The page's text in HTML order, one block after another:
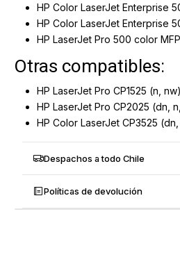
HP Color LaserJet Enterprise
HP Color LaserJet Enterprise
HP LaserJet Pro 500 color
Otras compatibles:
HP LaserJet Pro CP1525 (n, nw)
HP LaserJet Pro CP2025 (dn,
HP Color LaserJet CP3525
Despachos a todo Chile
Políticas de devolución